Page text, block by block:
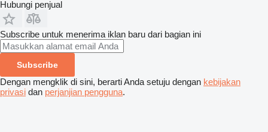
Hubungi penjual
Subscribe untuk menerima iklan baru dari bagian ini
Subscribe
Dengan mengklik di sini, berarti Anda setuju dengan kebijakan
privasi dan perjanjian pengguna.